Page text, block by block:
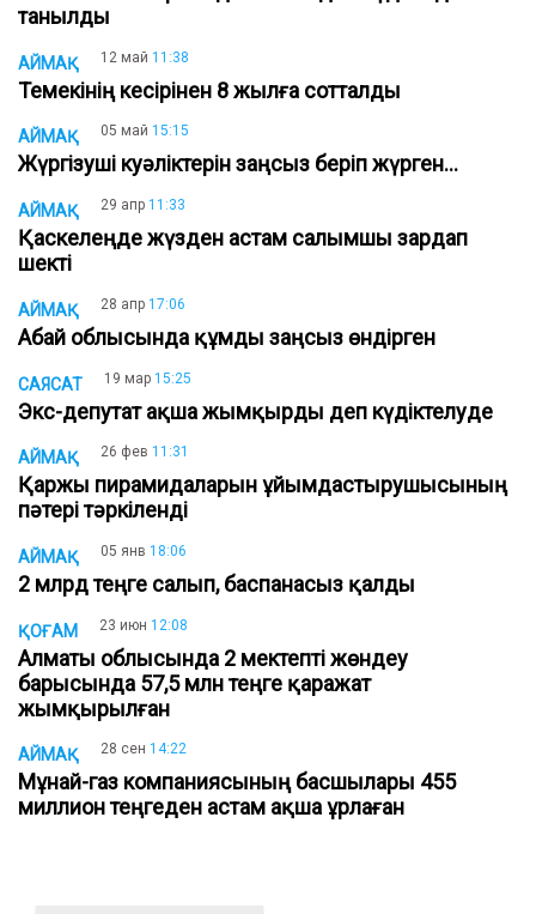
танылды
АЙМАҚ 12 май 11:38
Темекінің кесірінен 8 жылға сотталды
АЙМАҚ 05 май 15:15
Жүргізуші куәліктерін заңсыз беріп жүрген...
АЙМАҚ 29 апр 11:33
Қаскелеңде жүзден астам салымшы зардап
шекті
АЙМАҚ 28 апр 17:06
Абай облысында құмды заңсыз өндірген
САЯСАТ 19 мар 15:25
Экс-депутат ақша жымқырды деп күдіктелуде
АЙМАҚ 26 фев 11:31
Қаржы пирамидаларын ұйымдастырушысының
пәтері тәркіленді
АЙМАҚ 05 янв 18:06
2 млрд теңге салып, баспанасыз қалды
ҚОҒАМ 23 июн 12:08
Алматы облысында 2 мектепті жөндеу
барысында 57,5 млн теңге қаражат
жымқырылған
АЙМАҚ 28 сен 14:22
Мұнай-газ компаниясының басшылары 455
миллион теңгеден астам ақша ұрлаған